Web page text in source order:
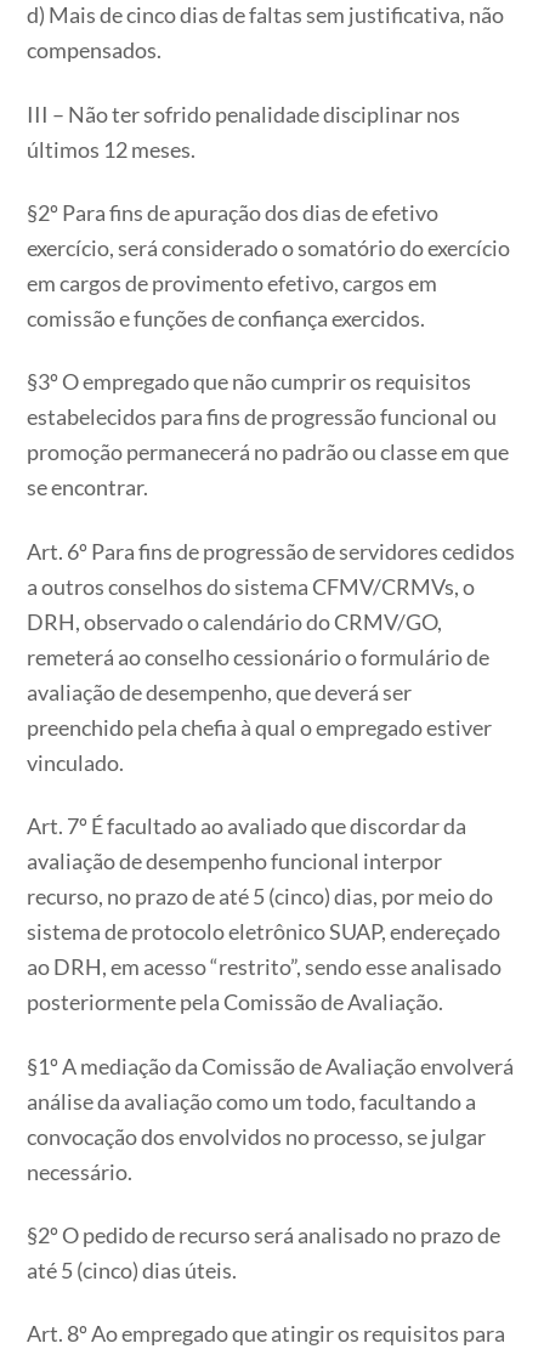
d) Mais de cinco dias de faltas sem justificativa, não
compensados.
III – Não ter sofrido penalidade disciplinar nos
últimos 12 meses.
§2º Para fins de apuração dos dias de efetivo
exercício, será considerado o somatório do exercício
em cargos de provimento efetivo, cargos em
comissão e funções de confiança exercidos.
§3º O empregado que não cumprir os requisitos
estabelecidos para fins de progressão funcional ou
promoção permanecerá no padrão ou classe em que
se encontrar.
Art. 6º Para fins de progressão de servidores cedidos
a outros conselhos do sistema CFMV/CRMVs, o
DRH, observado o calendário do CRMV/GO,
remeterá ao conselho cessionário o formulário de
avaliação de desempenho, que deverá ser
preenchido pela chefia à qual o empregado estiver
vinculado.
Art. 7º É facultado ao avaliado que discordar da
avaliação de desempenho funcional interpor
recurso, no prazo de até 5 (cinco) dias, por meio do
sistema de protocolo eletrônico SUAP, endereçado
ao DRH, em acesso “restrito”, sendo esse analisado
posteriormente pela Comissão de Avaliação.
§1º A mediação da Comissão de Avaliação envolverá
análise da avaliação como um todo, facultando a
convocação dos envolvidos no processo, se julgar
necessário.
§2º O pedido de recurso será analisado no prazo de
até 5 (cinco) dias úteis.
Art. 8º Ao empregado que atingir os requisitos para